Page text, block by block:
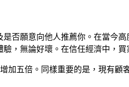
否願意向他人推薦你。在當
，無論好壞。在信任經濟中，
加五倍。同樣重要的是，現有